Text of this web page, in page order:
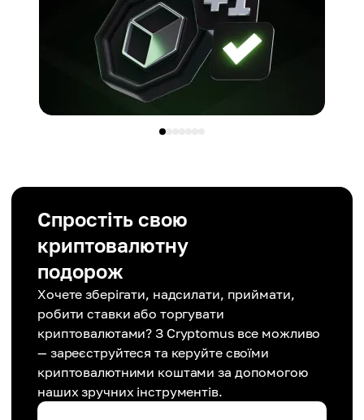
Спростіть свою
криптовалютну
подорож
Хочете зберігати, надсилати, приймати,
робити ставки або торгувати
криптовалютами? З Cryptomus все можливо
— зареєструйтеся та керуйте своїми
криптовалютними коштами за допомогою
наших зручних інструментів.